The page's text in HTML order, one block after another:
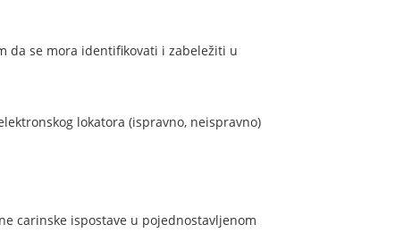
da se mora identifikovati i zabeležiti u
lokatora (ispravno, neispravno)
carinske ispostave u pojednostavljenom